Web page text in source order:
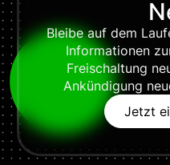
Bleibe auf dem
Informationen
Freischaltung
Ankündigung
Jetzt